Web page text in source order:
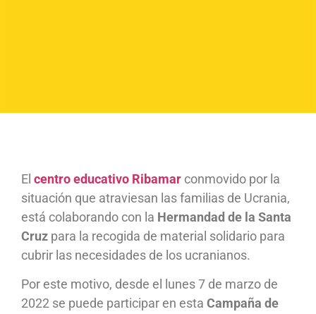
El centro educativo Ribamar conmovido por la
situación que atraviesan las familias de Ucrania,
está colaborando con la Hermandad de la Santa
Cruz para la recogida de material solidario para
cubrir las necesidades de los ucranianos.
Por este motivo, desde el lunes 7 de marzo de
2022 se puede participar en esta Campaña de